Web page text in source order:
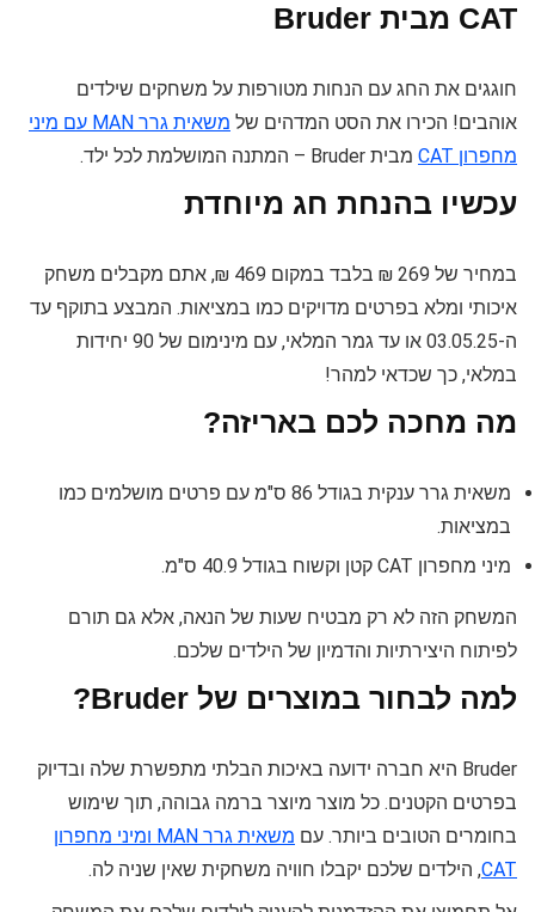
CAT מבית Bruder
חוגגים את החג עם הנחות מטורפות על משחקים שילדים
אוהבים! הכירו את הסט המדהים של
משאית גרר MAN עם מיני
מחפרון CAT
מבית Bruder – המתנה המושלמת לכל ילד.
עכשיו בהנחת חג מיוחדת
במחיר של 269 ₪ בלבד במקום 469 ₪, אתם מקבלים משחק
איכותי ומלא בפרטים מדויקים כמו במציאות. המבצע בתוקף עד
ה-03.05.25 או עד גמר המלאי, עם מינימום של 90 יחידות
במלאי, כך שכדאי למהר!
מה מחכה לכם באריזה?
משאית גרר ענקית בגודל 86 ס"מ עם פרטים מושלמים כמו
במציאות.
מיני מחפרון CAT קטן וקשוח בגודל 40.9 ס"מ.
המשחק הזה לא רק מבטיח שעות של הנאה, אלא גם תורם
לפיתוח היצירתיות והדמיון של הילדים שלכם.
למה לבחור במוצרים של Bruder?
Bruder היא חברה ידועה באיכות הבלתי מתפשרת שלה ובדיוק
בפרטים הקטנים. כל מוצר מיוצר ברמה גבוהה, תוך שימוש
בחומרים הטובים ביותר. עם
משאית גרר MAN ומיני מחפרון
CAT, הילדים שלכם יקבלו חוויה משחקית שאין שניה לה.